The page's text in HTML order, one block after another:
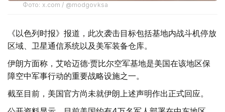
Фото: x.com / @modgovksa
《以色列时报》报道，此次袭击目标包括基地内战斗机停放
区域、卫星通信系统以及美军装备仓库。
伊朗方面称，艾哈迈德·贾比尔空军基地是美国在该地区保
障空中军事行动的重要战略设施之一。
截至目前，美国官方尚未就伊朗上述声明作出正式回应。